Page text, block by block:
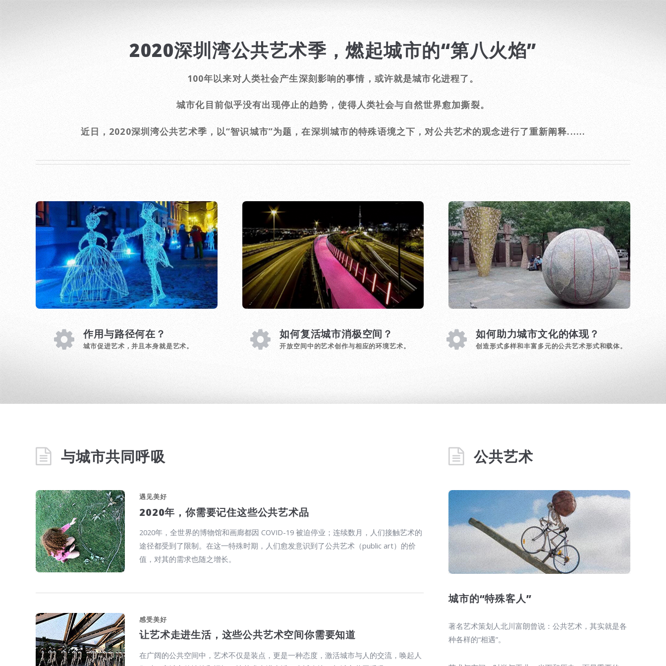
2020深圳湾公共艺术季，燃起城市的“第八火焰”
100年以来对人类社会产生深刻影响的事情，或许就是城市化进程了。
城市化目前似乎没有出现停止的趋势，使得人类社会与自然世界愈加撕裂。
近日，2020深圳湾公共艺术季，以“智识城市”为题，在深圳城市的特殊语境之下，对公共艺术的观念进行了重新阐释......
作用与路径何在？
城市促进艺术，并且本身就是艺术。
如何复活城市消极空间？
开放空间中的艺术创作与相应的环境艺术。
如何助力城市文化的体现？
创造形式多样和丰富多元的公共艺术形式和载体。
与城市共同呼吸
遇见美好
2020年，你需要记住这些公共艺术品
2020年，全世界的博物馆和画廊都因 COVID-19 被迫停业；连续数月，人们接触艺术的
途径都受到了限制。在这一特殊时期，人们愈发意识到了公共艺术（public art）的价
值，对其的需求也随之增长。
感受美好
让艺术走进生活，这些公共艺术空间你需要知道
在广阔的公共空间中，艺术不仅是装点，更是一种态度，激活城市与人的交流，唤起人
公共艺术
城市的“特殊客人”
著名艺术策划人北川富朗曾说：公共艺术，其实就是各
种各样的“相遇”。